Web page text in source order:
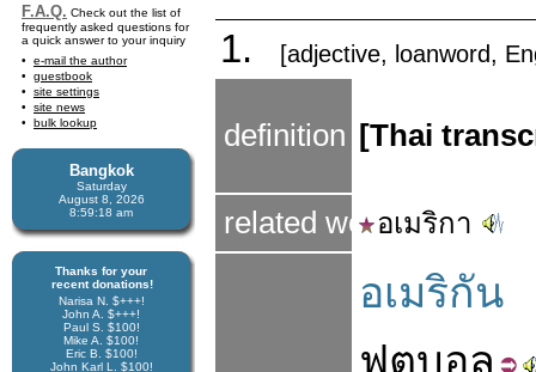
F.A.Q. Check out the list of
frequently asked questions for
a quick answer to your inquiry
e-mail the author
guestbook
site settings
site news
bulk lookup
Bangkok
Saturday
August 8, 2026
8:59:18 am
Thanks for your
recent donations!
Narisa N. $+++!
John A. $+++!
Paul S. $100!
Mike A. $100!
Eric B. $100!
John Karl L. $100!
1. [adjective, loanword,
definition [Thai
related wordอเมริกา
อเมริกัน
ฟุตบอล